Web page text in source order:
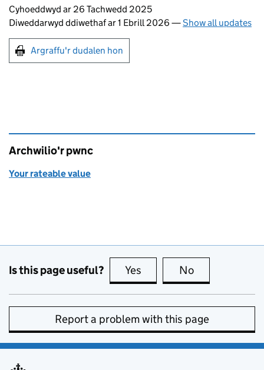
Updates to this page
Cyhoeddwyd ar 26 Tachwedd 2025
Diweddarwyd ddiwethaf ar 1 Ebrill 2026 —Show all updates
Argraffu'r dudalen hon
Argraffu'r dudalen hon
Archwilio'r pwnc
Your rateable value
Is this page useful? Yes this page is useful
No
Report a problem with this page